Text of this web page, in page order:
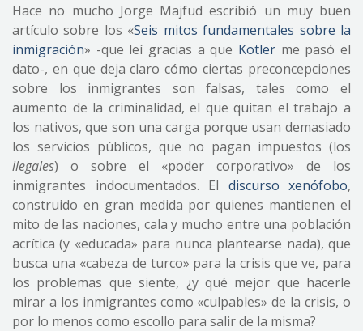
Hace no mucho Jorge Majfud escribió un muy buen
artículo sobre los «Seis mitos fundamentales sobre la
inmigración» -que leí gracias a que Kotler me pasó el
dato-, en que deja claro cómo ciertas preconcepciones
sobre los inmigrantes son falsas, tales como el
aumento de la criminalidad, el que quitan el trabajo a
los nativos, que son una carga porque usan demasiado
los servicios públicos, que no pagan impuestos (los
ilegales) o sobre el «poder corporativo» de los
inmigrantes indocumentados. El discurso xenófobo,
construido en gran medida por quienes mantienen el
mito de las naciones, cala y mucho entre una población
acrítica (y «educada» para nunca plantearse nada), que
busca una «cabeza de turco» para la crisis que ve, para
los problemas que siente, ¿y qué mejor que hacerle
mirar a los inmigrantes como «culpables» de la crisis, o
por lo menos como escollo para salir de la misma?